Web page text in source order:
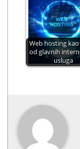
Web hosting
od glavnih
usluga